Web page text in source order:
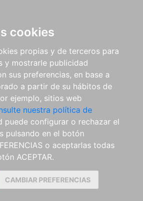
cookies
propias y de terceros para
y mostrarle publicidad
sus preferencias, en base a
a partir de su hábitos de
ejemplo, sitios web
nuestra política de
puede configurar o rechazar el
pulsando en el botón
o aceptarlas todas
ACEPTAR.
CAMBIAR PREFERENCIAS